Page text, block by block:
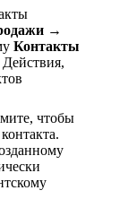
→
Контакты
чтобы